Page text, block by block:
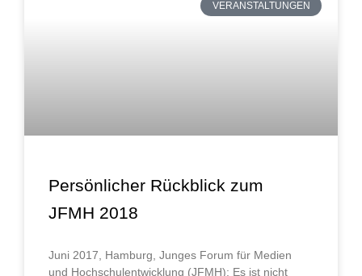
VERANSTALTUNGEN
Persönlicher Rückblick zum
JFMH 2018
Juni 2017, Hamburg, Junges Forum für Medien
und Hochschulentwicklung (JFMH): Es ist nicht